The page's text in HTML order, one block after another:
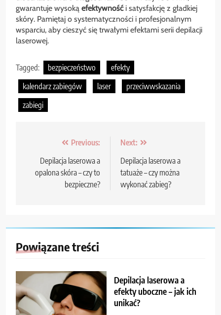
gwarantuje wysoką efektywnośći satysfakcję z gładkiej
skóry. Pamiętaj o systematyczności i profesjonalnym
wsparciu, aby cieszyć się trwałymi efektami serii depilacji
laserowej.
Tagged: bezpieczeństwo
efekty
kalendarz zabiegów
laser
przeciwwskazania
zabiegi
Nawigacja
wpisu
Previous:
Depilacja laserowa a
opalona skóra – czy to
bezpieczne?
Next:
Depilacja laserowa a
tatuaże – czy można
wykonać zabieg?
Powiązane treści
Depilacja laserowa a
efekty uboczne – jak ich
unikać?